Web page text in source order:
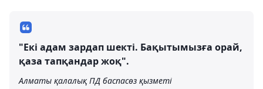
"Екі адам зардап шекті. Бақытымызға орай,
қаза тапқандар жоқ".
Алматы қалалық ПД баспасөз қызметі